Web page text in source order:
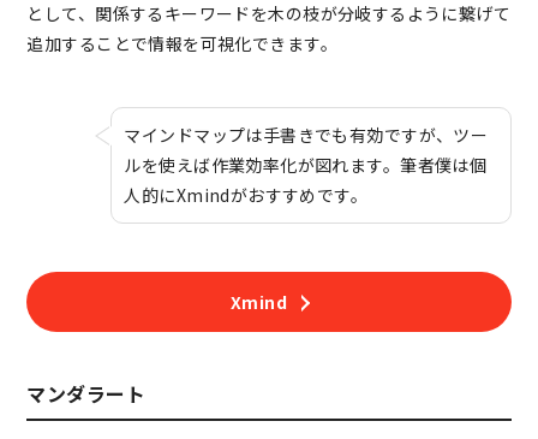
として、関係するキーワードを木の枝が分岐するように繋げて
追加することで情報を可視化できます。
マインドマップは手書きでも有効ですが、ツー
ルを使えば作業効率化が図れます。筆者僕は個
人的にXmindがおすすめです。
Xmind
マンダラート